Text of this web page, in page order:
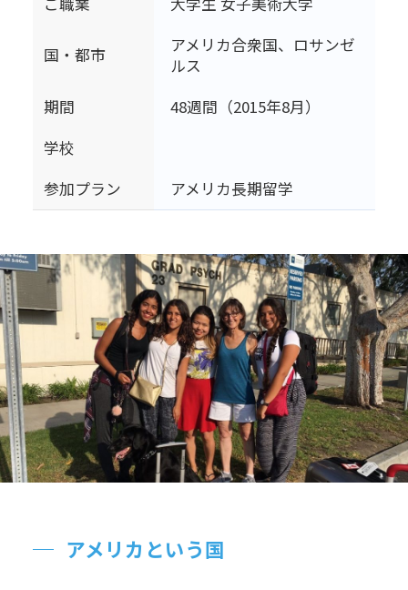
国・都市
アメリカ合衆国、ロサンゼ
ルス
期間
48週間（2015年8月）
学校
参加プラン
アメリカ長期留学
アメリカという国